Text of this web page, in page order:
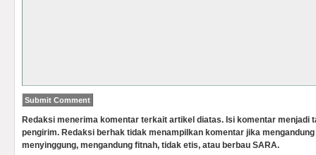
Redaksi menerima komentar terkait artikel diatas. Isi komentar menjadi
pengirim. Redaksi berhak tidak menampilkan komentar jika
menyinggung, mengandung fitnah, tidak etis, atau berbau SARA.